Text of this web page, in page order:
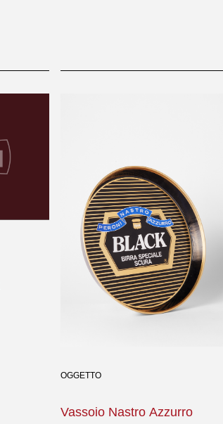
OGGETTO
Vassoio Nastro Azzurro